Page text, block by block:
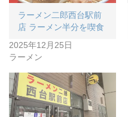
ラーメン二郎西台駅前
店 ラーメン半分を喫食
2025年12月25日
ラーメン